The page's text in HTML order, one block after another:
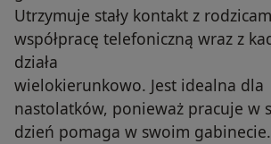
Utrzymuje stały kontakt z
współpracę telefoniczną wraz z
działa
wielokierunkowo. Jest idealna dla
nastolatków, ponieważ pracuje w
dzień pomaga w swoim gabinecie.